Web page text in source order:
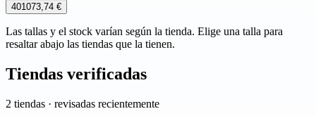
401073,74 €
Las tallas y el stock varían según la tienda. Elige una talla para
resaltar abajo las tiendas que la tienen.
Tiendas verificadas
2 tiendas · revisadas recientemente